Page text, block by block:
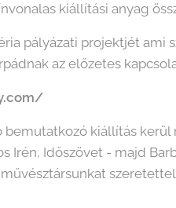
kiállítási anyag
pályázati projektjét ami
az előzetes
kiállítás kerül
Irén, Időszövet - majd